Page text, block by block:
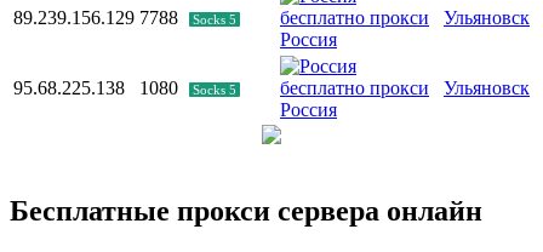
89.239.156.129 7788 Socks 5
Россия
Ульяновск
95.68.225.138 1080 Socks 5
Россия
Ульяновск
Бесплатные прокси сервера онлайн